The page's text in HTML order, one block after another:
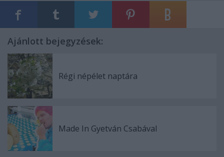
Ajánlott bejegyzések:
Régi népélet naptára
Made In Gyetván Csabával